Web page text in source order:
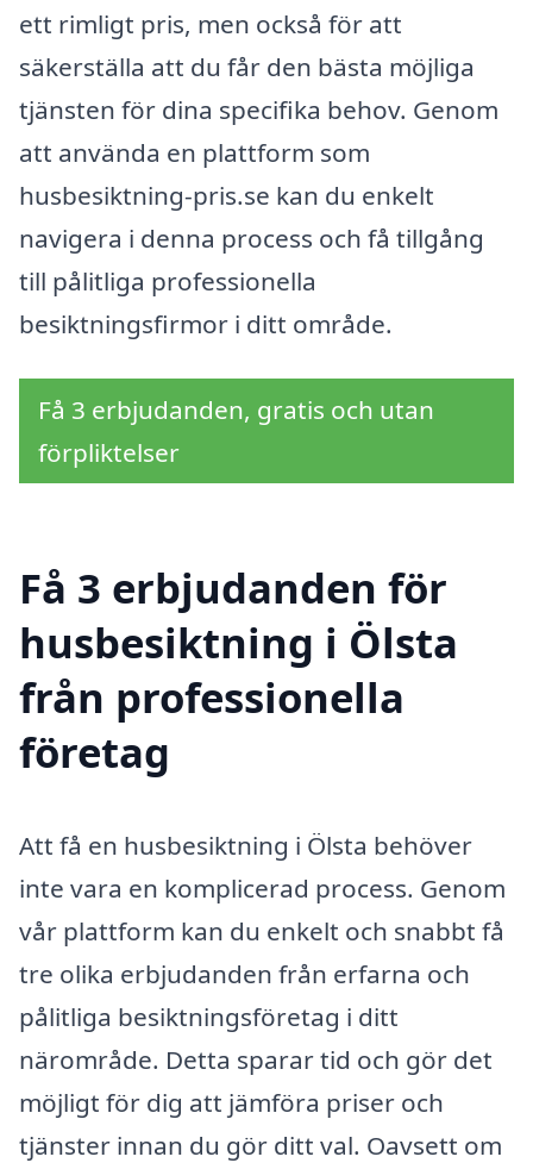
ett rimligt pris, men också för att
säkerställa att du får den bästa möjliga
tjänsten för dina specifika behov. Genom
att använda en plattform som
husbesiktning-pris.se kan du enkelt
navigera i denna process och få tillgång
till pålitliga professionella
besiktningsfirmor i ditt område.
Få 3 erbjudanden, gratis och utan
förpliktelser
Få 3 erbjudanden för
husbesiktning i Ölsta
från professionella
företag
Att få en husbesiktning i Ölsta behöver
inte vara en komplicerad process. Genom
vår plattform kan du enkelt och snabbt få
tre olika erbjudanden från erfarna och
pålitliga besiktningsföretag i ditt
närområde. Detta sparar tid och gör det
möjligt för dig att jämföra priser och
tjänster innan du gör ditt val. Oavsett om